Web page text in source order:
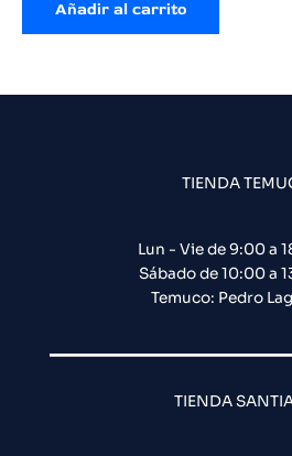
Añadir al carrito
TIENDA
Lun - Vie de 9:00 a
Sábado de 10:00 a
Temuco: Pedro
TIENDA